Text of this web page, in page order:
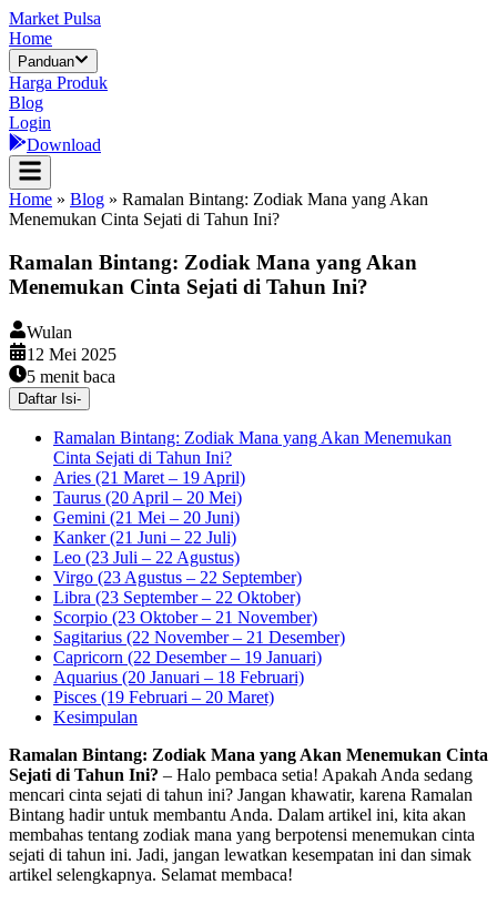
Market Pulsa
Home
Panduan
Harga Produk
Blog
Login
Download
Home » Blog » Ramalan Bintang: Zodiak Mana yang Akan
Menemukan Cinta Sejati di Tahun Ini?
Ramalan Bintang: Zodiak Mana yang Akan
Menemukan Cinta Sejati di Tahun Ini?
Wulan
12 Mei 2025
5 menit baca
Daftar Isi-
Ramalan Bintang: Zodiak Mana yang Akan Menemukan
Cinta Sejati di Tahun Ini?
Aries (21 Maret – 19 April)
Taurus (20 April – 20 Mei)
Gemini (21 Mei – 20 Juni)
Kanker (21 Juni – 22 Juli)
Leo (23 Juli – 22 Agustus)
Virgo (23 Agustus – 22 September)
Libra (23 September – 22 Oktober)
Scorpio (23 Oktober – 21 November)
Sagitarius (22 November – 21 Desember)
Capricorn (22 Desember – 19 Januari)
Aquarius (20 Januari – 18 Februari)
Pisces (19 Februari – 20 Maret)
Kesimpulan
Ramalan Bintang: Zodiak Mana yang Akan Menemukan Cinta
Sejati di Tahun Ini? – Halo pembaca setia! Apakah Anda sedang
mencari cinta sejati di tahun ini? Jangan khawatir, karena Ramalan
Bintang hadir untuk membantu Anda. Dalam artikel ini, kita akan
membahas tentang zodiak mana yang berpotensi menemukan cinta
sejati di tahun ini. Jadi, jangan lewatkan kesempatan ini dan simak
artikel selengkapnya. Selamat membaca!